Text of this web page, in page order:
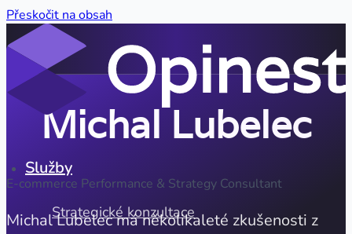
Přeskočit na obsah
Služby
Strategické konzultace
Michal Lubelec
E-commerce Performance & Strategy Consultant
Michal Lubelec má několikaleté zkušenosti z